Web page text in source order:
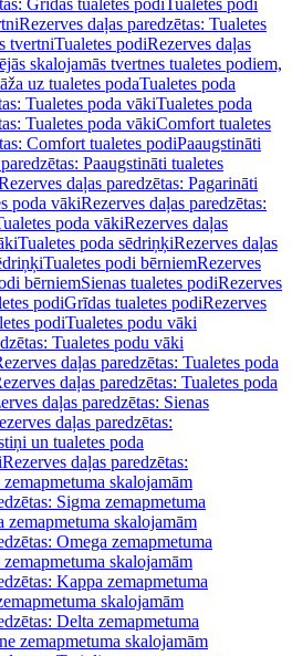
Grīdas tualetes podiTualetes podi
Rezerves daļas paredzētas: Tualetes
tvertniTualetes podiRezerves daļas
skalojamās tvertnes tualetes podiem,
uz tualetes podaTualetes poda
Tualetes poda vākiTualetes poda
Tualetes poda vākiComfort tualetes
Comfort tualetes podiPaaugstināti
Paaugstināti tualetes
daļas paredzētas: Pagarināti
poda vākiRezerves daļas paredzētas:
poda vākiRezerves daļas
Tualetes poda sēdriņķiRezerves daļas
Tualetes podi bērniemRezerves
bērniemSienas tualetes podiRezerves
podiGrīdas tualetes podiRezerves
podiTualetes podu vāki
Tualetes podu vāki
daļas paredzētas: Tualetes poda
daļas paredzētas: Tualetes poda
daļas paredzētas: Sienas
daļas paredzētas:
un tualetes poda
Rezerves daļas paredzētas:
zemapmetuma skalojamām
Sigma zemapmetuma
zemapmetuma skalojamām
Omega zemapmetuma
skalojamām
Kappa zemapmetuma
skalojamām
Delta zemapmetuma
zemapmetuma skalojamām